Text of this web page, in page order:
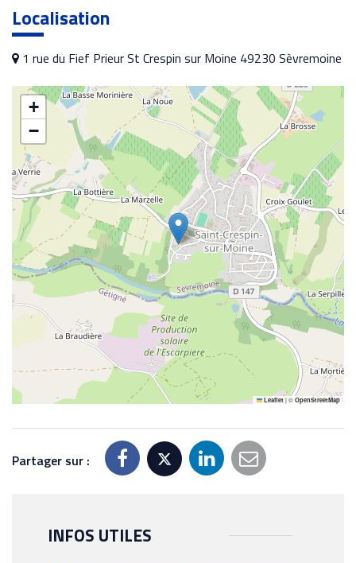
Localisation
1 rue du Fief Prieur St Crespin sur Moine 49230 Sèvremoine
+
−
Leaflet |© OpenStreetMap
Partager sur :
INFOS UTILES